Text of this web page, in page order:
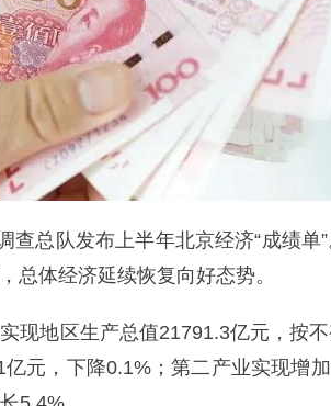
查总队发布上半年北京经济“成绩单
总体经济延续恢复向好态势。
现地区生产总值21791.3亿元，按
元，下降0.1%；第二产业实现增